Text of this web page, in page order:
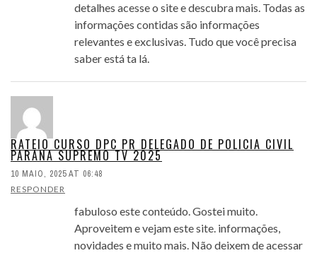
detalhes acesse o site e descubra mais. Todas as
informações contidas são informações
relevantes e exclusivas. Tudo que você precisa
saber está ta lá.
RATEIO CURSO DPC PR DELEGADO DE POLICIA CIVIL
PARANA SUPREMO TV 2025
10 MAIO, 2025 AT 06:48
RESPONDER
fabuloso este conteúdo. Gostei muito.
Aproveitem e vejam este site. informações,
novidades e muito mais. Não deixem de acessar